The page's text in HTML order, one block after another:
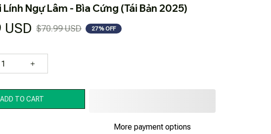
Lính Ngự Lâm - Bìa Cứng (Tái Bản 2025)
$70.99 USD 27% OFF
ADD TO CART
More payment options